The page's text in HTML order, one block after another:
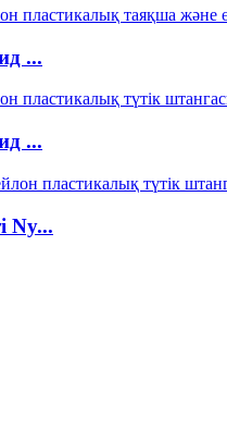
...
...
Ny...